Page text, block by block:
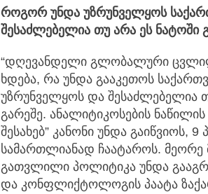
როგორ უნდა უზრუნველყოს
შესაძლებელია თუ არა ეს ნატოში
“დღევანდელი გლობალური
ხდება, რა უნდა გააკეთოს
უზრუნველყოს და შესაძლებელია
გარეშე. ანალიტიკოსების
შესახებ” კანონი უნდა გაიწვიოს,
სამართლიანად ჩაატაროს. მეორე
გათვლილი პოლიტიკა უნდა
და კონფლიქტოლოგის პაატა